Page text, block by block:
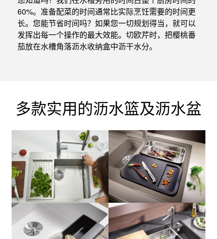
60%。准备配菜的时间通常比实际烹饪需要的时间更
长。您能节省时间吗？如果您一切规划得当，就可以
发挥出每一个操作的最大效能。切欧芹时，把樱桃番
茄放在水槽角落沥水收纳盒中沥干水分。
多款实用的沥水篮及沥水盆